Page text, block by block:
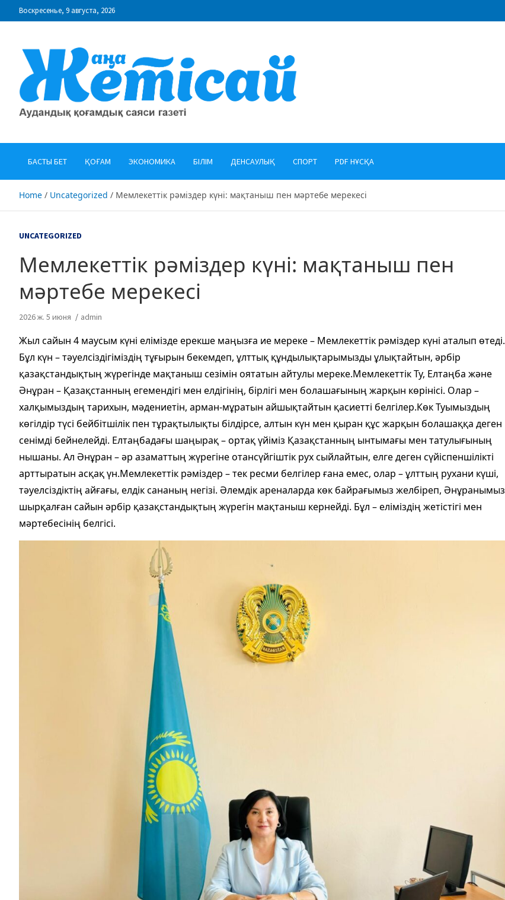
to
Воскресенье, 9 августа, 2026
"Жаңа Жетісай" газеті
БАСТЫ БЕТ ҚОҒАМ ЭКОНОМИКА БІЛІМ ДЕНСАУЛЫҚ СПОРТ PDF НҰСҚА
Home Uncategorized Мемлекеттік рәміздер күні: мақтаныш пен мәртебе мерекесі
UNCATEGORIZED
Мемлекеттік рәміздер күні: мақтаныш пен
мәртебе мерекесі
2026 ж. 5 июня admin
Жыл сайын 4 маусым күні елімізде ерекше маңызға ие мереке – Мемлекеттік рәміздер күні аталып өтеді.
Бұл күн – тәуелсіздігіміздің тұғырын бекемдеп, ұлттық құндылықтарымызды ұлықтайтын, әрбір
қазақстандықтың жүрегінде мақтаныш сезімін оятатын айтулы мереке.Мемлекеттік Ту, Елтаңба және
Әнұран – Қазақстанның егемендігі мен елдігінің, бірлігі мен болашағының жарқын көрінісі. Олар –
халқымыздың тарихын, мәдениетін, арман-мұратын айшықтайтын қасиетті белгілер.Көк Туымыздың
көгілдір түсі бейбітшілік пен тұрақтылықты білдірсе, алтын күн мен қыран құс жарқын болашаққа деген
сенімді бейнелейді. Елтаңбадағы шаңырақ – ортақ үйіміз Қазақстанның ынтымағы мен татулығының
нышаны. Ал Әнұран – әр азаматтың жүрегіне отансүйгіштік рух сыйлайтын, елге деген сүйіспеншілікті
арттыратын асқақ үн.Мемлекеттік рәміздер – тек ресми белгілер ғана емес, олар – ұлттың рухани күші,
тәуелсіздіктің айғағы, елдік сананың негізі. Әлемдік ареналарда көк байрағымыз желбіреп, Әнұранымыз
шырқалған сайын әрбір қазақстандықтың жүрегін мақтаныш кернейді. Бұл – еліміздің жетістігі мен
мәртебесінің белгісі.